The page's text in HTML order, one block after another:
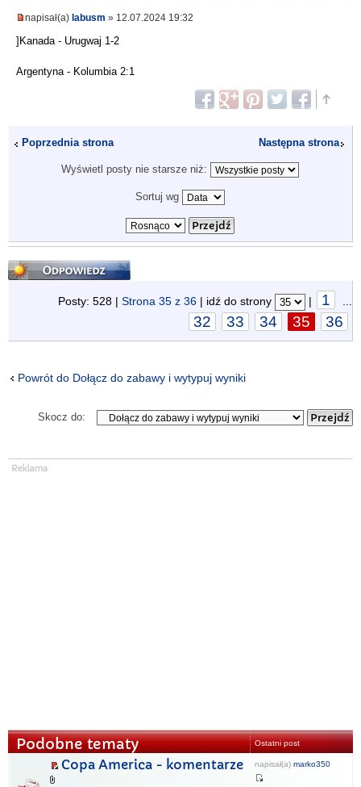
napisał(a) labusm » 12.07.2024 19:32
]Kanada - Urugwaj 1-2
Argentyna - Kolumbia 2:1
Poprzednia strona Następna strona
Wyświetl posty nie starsze niż:
Sortuj wg
Odpowiedz
Posty: 528 | Strona 35 z 36 | idź do strony | 1
32 33 34 35 36
Powrót do Dołącz do zabawy i wytypuj wyniki
Skocz do:
Podobne tematy Ostatni post
Copa America - komentarze napisał(a) marko350